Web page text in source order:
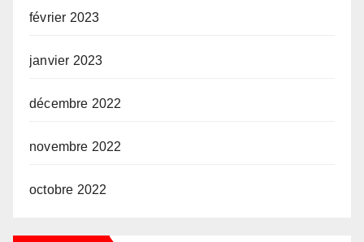
février 2023
janvier 2023
décembre 2022
novembre 2022
octobre 2022